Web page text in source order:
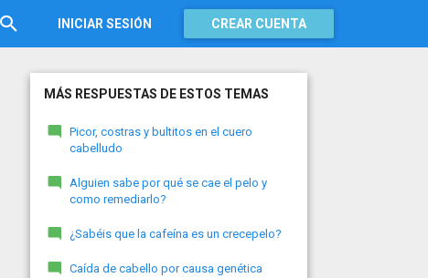
INICIAR SESIÓN CREAR CUENTA
MÁS RESPUESTAS DE ESTOS TEMAS
Picor, costras y bultitos en el cuero
cabelludo
Alguien sabe por qué se cae el pelo y
como remediarlo?
¿Sabéis que la cafeína es un crecepelo?
Caída de cabello por causa genética